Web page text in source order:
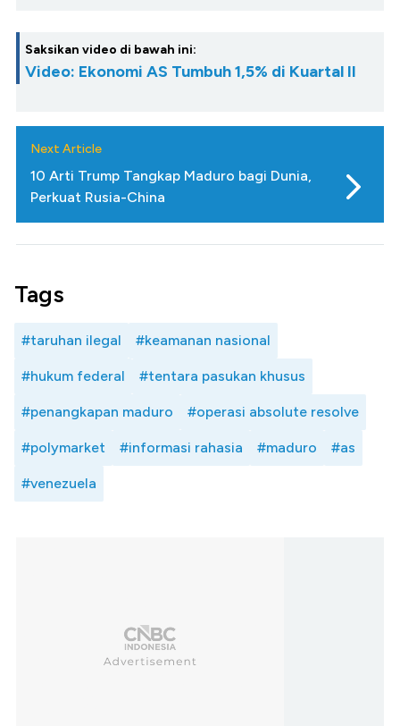
Saksikan video di bawah ini:
Video: Ekonomi AS Tumbuh 1,5% di Kuartal II
Next Article
10 Arti Trump Tangkap Maduro bagi Dunia,
Perkuat Rusia-China
Tags
#taruhan ilegal #keamanan nasional
#hukum federal #tentara pasukan khusus
#penangkapan maduro #operasi absolute resolve
#polymarket #informasi rahasia #maduro #as
#venezuela